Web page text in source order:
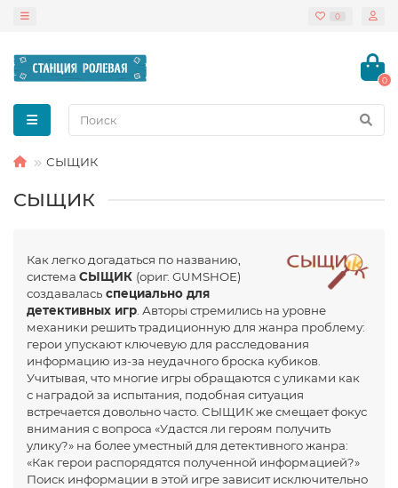
0
0
СЫЩИК
СЫЩИК
Как легко догадаться по названию,
система СЫЩИК (ориг. GUMSHOE)
создавалась специально для
детективных игр . Авторы стремились на уровне
механики решить традиционную для жанра проблему:
герои упускают ключевую для расследования
информацию из-за неудачного броска кубиков.
Учитывая, что многие игры обращаются с уликами как
с наградой за испытания, подобная ситуация
встречается довольно часто. СЫЩИК же смещает фокус
внимания с вопроса «Удастся ли героям получить
улику?» на более уместный для детективного жанра:
«Как герои распорядятся полученной информацией?»
Поиск информации в этой игре зависит исключительно